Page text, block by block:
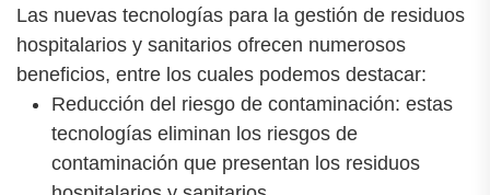
Las nuevas tecnologías para la gestión de residuos
hospitalarios y sanitarios ofrecen numerosos
beneficios, entre los cuales podemos destacar:
Reducción del riesgo de contaminación: estas
tecnologías eliminan los riesgos de
contaminación que presentan los residuos